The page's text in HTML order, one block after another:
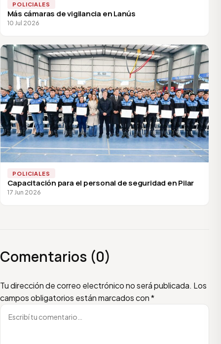
POLICIALES
Más cámaras de vigilancia en Lanús
10 Jul 2026
POLICIALES
Capacitación para el personal de seguridad en Pilar
17 Jun 2026
Comentarios (0)
Tu dirección de correo electrónico no será publicada. Los
campos obligatorios están marcados con*
Escribí tu comentario
Nombre
Email